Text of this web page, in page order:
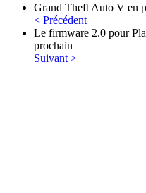
Grand Theft Auto V en
< Précédent
Le firmware 2.0 pour
prochain
Suivant >